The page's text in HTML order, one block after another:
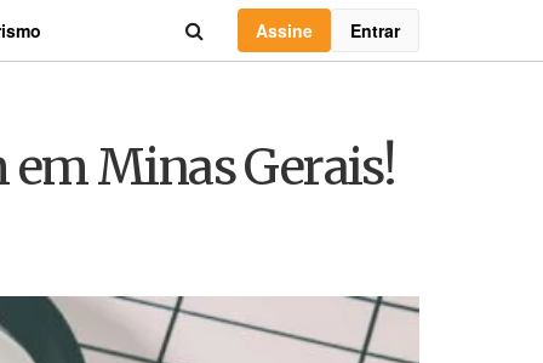
Assine Entrar
em Minas Gerais!